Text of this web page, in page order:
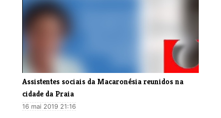
Assistentes sociais da Macaronésia reunidos na
cidade da Praia
16 mai 2019 21:16